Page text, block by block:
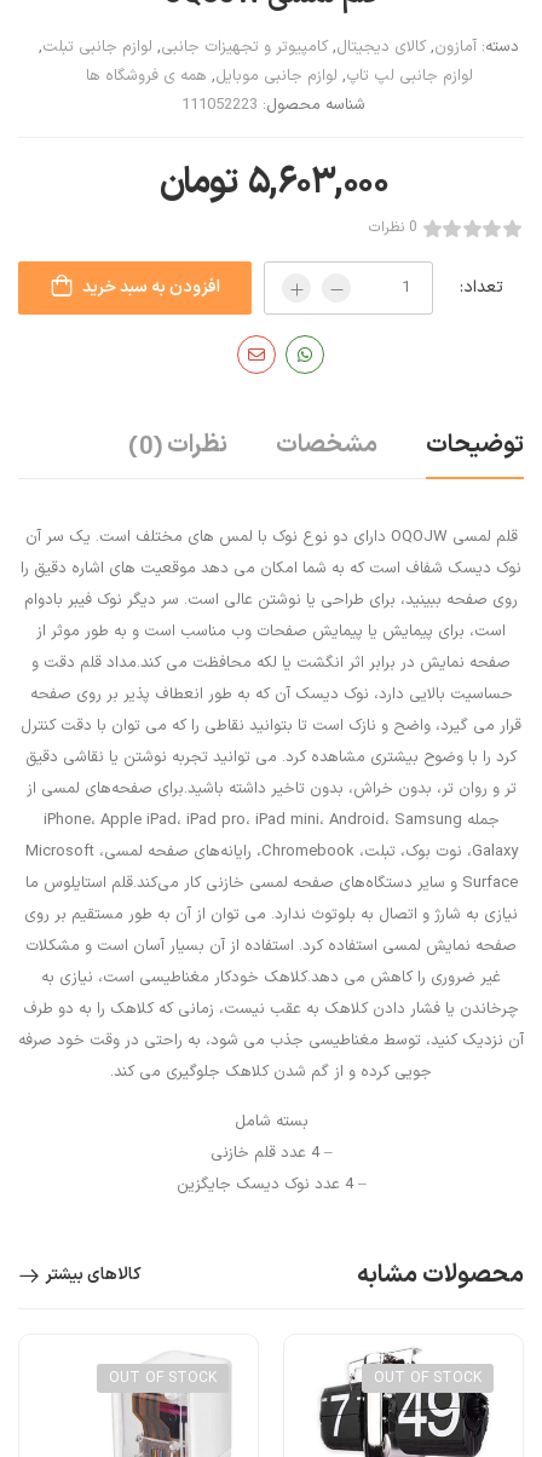
دسته: آمازون,کالای دیجیتال,کامپیوتر و تجهیزات جانبی, لوازم جانبی تبلت,
لوازم جانبی لپ تاپ, لوازم جانبی موبایل, همه ی فروشگاه ها
شناسه محصول: 111052223
۵,۶۰۳,۰۰۰ تومان
0 نظرات
تعداد: افزودن به سبد خرید
توضیحات مشخصات نظرات(0)
قلم لمسی OQOJW دارای دو نوع نوک با لمس های مختلف است. یک سر آن
نوک دیسک شفاف است که به شما امکان می دهد موقعیت های اشاره دقیق را
روی صفحه ببینید، برای طراحی یا نوشتن عالی است. سر دیگر نوک فیبر بادوام
است، برای پیمایش یا پیمایش صفحات وب مناسب است و به طور موثر از
صفحه نمایش در برابر اثر انگشت یا لکه محافظت می کند.مداد قلم دقت و
حساسیت بالایی دارد، نوک دیسک آن که به طور انعطاف پذیر بر روی صفحه
قرار می گیرد، واضح و نازک است تا بتوانید نقاطی را که می توان با دقت کنترل
کرد را با وضوح بیشتری مشاهده کرد. می توانید تجربه نوشتن یا نقاشی دقیق
تر و روان تر، بدون خراش، بدون تاخیر داشته باشید.برای صفحه‌های لمسی از
جمله iPhone، Apple iPad، iPad pro، iPad mini، Android، Samsung
Galaxy، نوت بوک، تبلت، Chromebook، رایانه‌های صفحه لمسی، Microsoft
Surface و سایر دستگاه‌های صفحه لمسی خازنی کار می‌کند.قلم استایلوس ما
نیازی به شارژ و اتصال به بلوتوث ندارد. می توان از آن به طور مستقیم بر روی
صفحه نمایش لمسی استفاده کرد. استفاده از آن بسیار آسان است و مشکلات
غیر ضروری را کاهش می دهد.کلاهک خودکار مغناطیسی است، نیازی به
چرخاندن یا فشار دادن کلاهک به عقب نیست، زمانی که کلاهک را به دو طرف
آن نزدیک کنید، توسط مغناطیسی جذب می شود، به راحتی در وقت خود صرفه
جویی کرده و از گم شدن کلاهک جلوگیری می کند.
بسته شامل
– 4 عدد قلم خازنی
– 4 عدد نوک دیسک جایگزین
محصولات مشابه کالاهای بیشتر
OUT OF STOCK
OUT OF STOCK